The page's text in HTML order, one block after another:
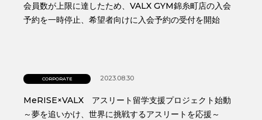
会員数が上限に達したため、VALX GYM錦糸町店の入会
予約を一時停止、希望者向けに入会予約の受付を開始
CORPORATE 2023.08.30
MeRISE×VALX アスリート留学支援プロジェクト始動
～夢を追いかけ、世界に挑戦するアスリートを応援～